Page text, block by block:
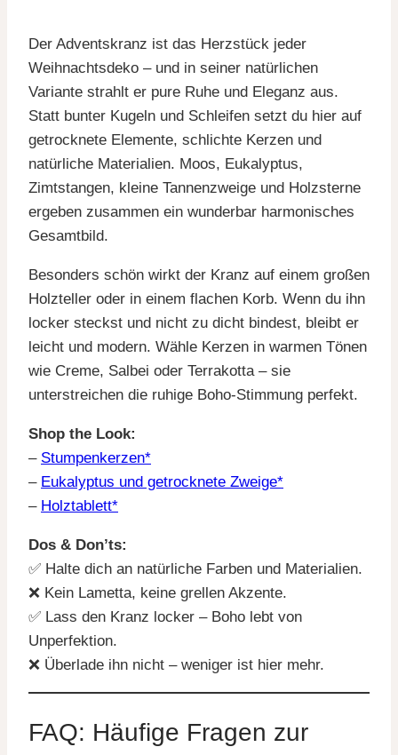
Der Adventskranz ist das Herzstück jeder
Weihnachtsdeko – und in seiner natürlichen
Variante strahlt er pure Ruhe und Eleganz aus.
Statt bunter Kugeln und Schleifen setzt du hier auf
getrocknete Elemente, schlichte Kerzen und
natürliche Materialien. Moos, Eukalyptus,
Zimtstangen, kleine Tannenzweige und Holzsterne
ergeben zusammen ein wunderbar harmonisches
Gesamtbild.
Besonders schön wirkt der Kranz auf einem großen
Holzteller oder in einem flachen Korb. Wenn du ihn
locker steckst und nicht zu dicht bindest, bleibt er
leicht und modern. Wähle Kerzen in warmen Tönen
wie Creme, Salbei oder Terrakotta – sie
unterstreichen die ruhige Boho-Stimmung perfekt.
Shop the Look:
– Stumpenkerzen*
– Eukalyptus und getrocknete Zweige*
– Holztablett*
Dos & Don’ts:
✅ Halte dich an natürliche Farben und Materialien.
❌ Kein Lametta, keine grellen Akzente.
✅ Lass den Kranz locker – Boho lebt von
Unperfektion.
❌ Überlade ihn nicht – weniger ist hier mehr.
FAQ: Häufige Fragen zur